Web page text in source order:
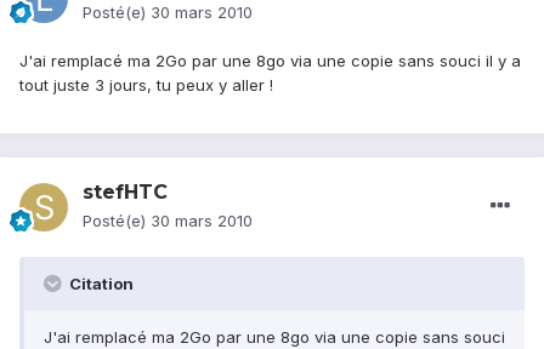
Posté(e) 30 mars 2010
J'ai remplacé ma 2Go par une 8go via une copie sans souci il y a
tout juste 3 jours, tu peux y aller !
stefHTC
Posté(e) 30 mars 2010
Citation
J'ai remplacé ma 2Go par une 8go via une copie sans souci